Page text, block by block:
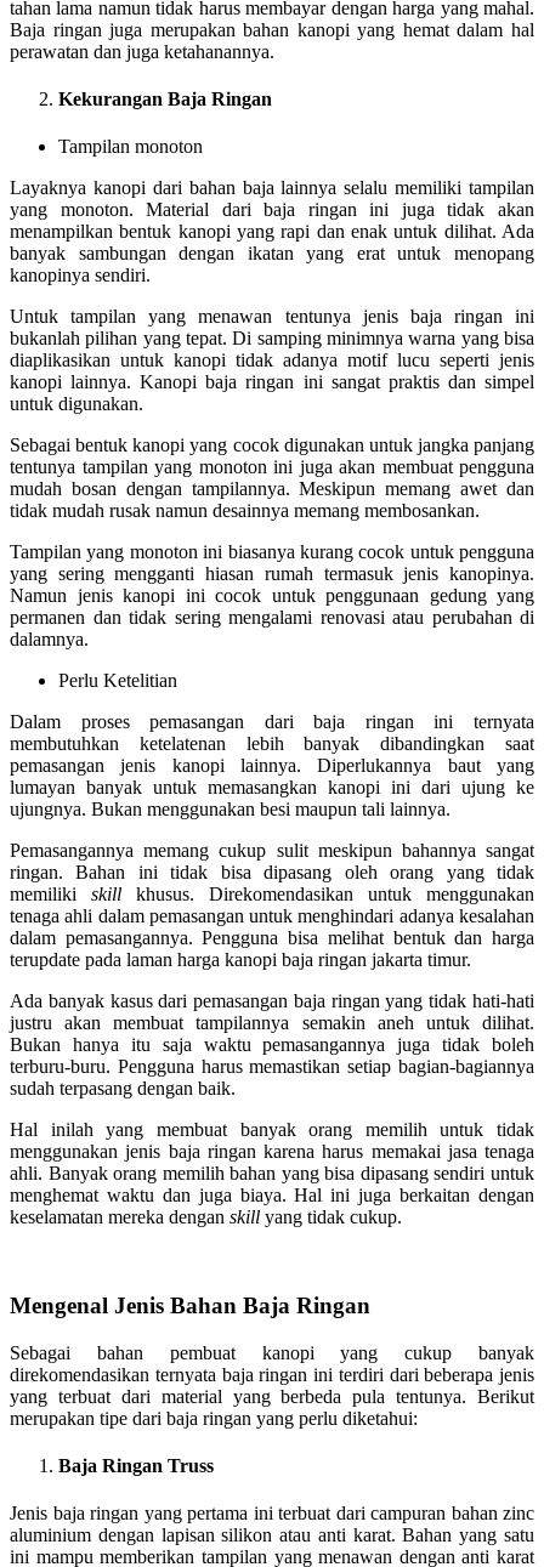
tahan lama namun tidak harus membayar dengan harga yang mahal.
Baja ringan juga merupakan bahan kanopi yang hemat dalam hal
perawatan dan juga ketahanannya.
Kekurangan Baja Ringan
Tampilan monoton
Layaknya kanopi dari bahan baja lainnya selalu memiliki tampilan
yang monoton. Material dari baja ringan ini juga tidak akan
menampilkan bentuk kanopi yang rapi dan enak untuk dilihat. Ada
banyak sambungan dengan ikatan yang erat untuk menopang
kanopinya sendiri.
Untuk tampilan yang menawan tentunya jenis baja ringan ini
bukanlah pilihan yang tepat. Di samping minimnya warna yang bisa
diaplikasikan untuk kanopi tidak adanya motif lucu seperti jenis
kanopi lainnya. Kanopi baja ringan ini sangat praktis dan simpel
untuk digunakan.
Sebagai bentuk kanopi yang cocok digunakan untuk jangka panjang
tentunya tampilan yang monoton ini juga akan membuat pengguna
mudah bosan dengan tampilannya. Meskipun memang awet dan
tidak mudah rusak namun desainnya memang membosankan.
Tampilan yang monoton ini biasanya kurang cocok untuk pengguna
yang sering mengganti hiasan rumah termasuk jenis kanopinya.
Namun jenis kanopi ini cocok untuk penggunaan gedung yang
permanen dan tidak sering mengalami renovasi atau perubahan di
dalamnya.
Perlu Ketelitian
Dalam proses pemasangan dari baja ringan ini ternyata
membutuhkan ketelatenan lebih banyak dibandingkan saat
pemasangan jenis kanopi lainnya. Diperlukannya baut yang
lumayan banyak untuk memasangkan kanopi ini dari ujung ke
ujungnya. Bukan menggunakan besi maupun tali lainnya.
Pemasangannya memang cukup sulit meskipun bahannya sangat
ringan. Bahan ini tidak bisa dipasang oleh orang yang tidak
memiliki skill khusus. Direkomendasikan untuk menggunakan
tenaga ahli dalam pemasangan untuk menghindari adanya kesalahan
dalam pemasangannya. Pengguna bisa melihat bentuk dan harga
terupdate pada laman harga kanopi baja ringan jakarta timur.
Ada banyak kasus dari pemasangan baja ringan yang tidak hati-hati
justru akan membuat tampilannya semakin aneh untuk dilihat.
Bukan hanya itu saja waktu pemasangannya juga tidak boleh
terburu-buru. Pengguna harus memastikan setiap bagian-bagiannya
sudah terpasang dengan baik.
Hal inilah yang membuat banyak orang memilih untuk tidak
menggunakan jenis baja ringan karena harus memakai jasa tenaga
ahli. Banyak orang memilih bahan yang bisa dipasang sendiri untuk
menghemat waktu dan juga biaya. Hal ini juga berkaitan dengan
keselamatan mereka dengan skill yang tidak cukup.
Mengenal Jenis Bahan Baja Ringan
Sebagai bahan pembuat kanopi yang cukup banyak
direkomendasikan ternyata baja ringan ini terdiri dari beberapa jenis
yang terbuat dari material yang berbeda pula tentunya. Berikut
merupakan tipe dari baja ringan yang perlu diketahui:
Baja Ringan Truss
Jenis baja ringan yang pertama ini terbuat dari campuran bahan zinc
aluminium dengan lapisan silikon atau anti karat. Bahan yang satu
ini mampu memberikan tampilan yang menawan dengan anti karat